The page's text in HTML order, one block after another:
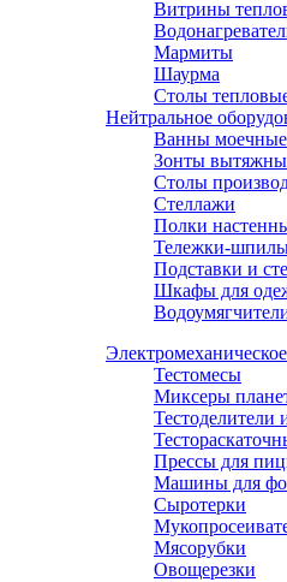
Витрины
Мармиты
Шаурма
Столы
Нейтральное
Ванны моечные
Зонты
Столы
Стеллажи
Полки
Тележки-
Подставки и
Шкафы для
Тестомесы
Миксеры
Тестоделители
Прессы для
Машины для
Сыротерки
Мясорубки
Овощерезки